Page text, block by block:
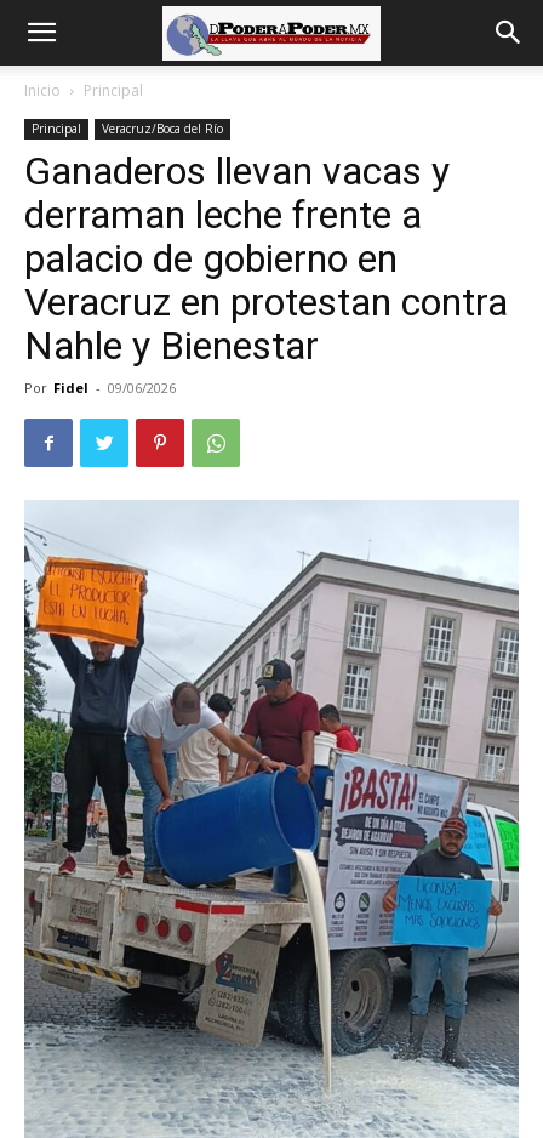
poder
Poder
Inicio Principal
Principal Veracruz/Boca del Río
Ganaderos llevan vacas y
derraman leche frente a
palacio de gobierno en
Veracruz en protestan contra
Nahle y Bienestar
Por Fidel - 09/06/2026